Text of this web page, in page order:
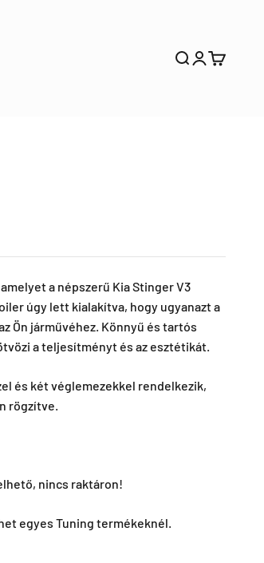
KeresősKosár
a népszerű Kia Stinger V3
úgy lett kialakítva, hogy ugyanazt a
Ön járművéhez. Könnyű és tartós
a teljesítményt és az esztétikát.
és két véglemezekkel rendelkezik,
rögzítve.
nincs raktáron!
egyes Tuning termékeknél.